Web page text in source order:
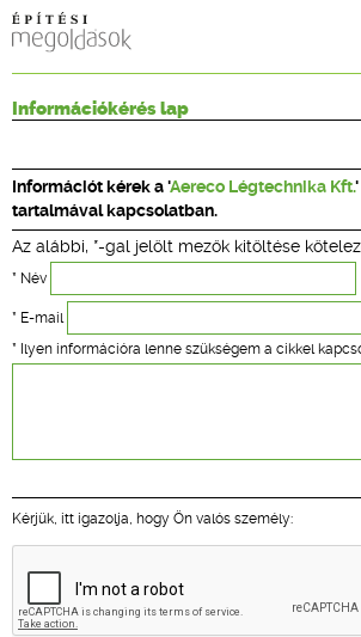
CPR TERMÉKKIÍRÁS
ÉPÍTÉSI JOG
ONLINE KÉPZÉSEK
TERVEZÉSI
Információkérés lap
Információt kérek a 'Aereco Légtechnika Kft.'
tartalmával kapcsolatban.
Az alábbi, *-gal jelölt mezők kitöltése
* Név
* E-mail
* Ilyen információra lenne szükségem a cikkel
Kérjük, itt igazolja, hogy Ön valós személy: